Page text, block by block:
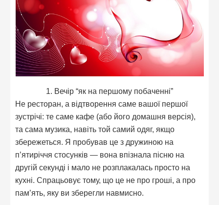
1. Вечір “як на першому побаченні”
Не ресторан, а відтворення саме вашої першої
зустрічі: те саме кафе (або його домашня версія),
та сама музика, навіть той самий одяг, якщо
збережеться. Я пробував це з дружиною на
п’ятиріччя стосунків — вона впізнала пісню на
другій секунді і мало не розплакалась просто на
кухні. Спрацьовує тому, що це не про гроші, а про
пам’ять, яку ви зберегли навмисно.